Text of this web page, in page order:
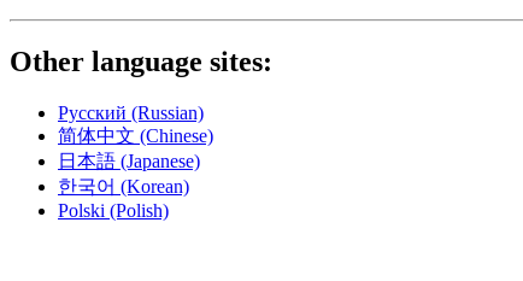
Other language sites:
Русский (Russian)
简体中文 (Chinese)
日本語 (Japanese)
한국어 (Korean)
Polski (Polish)